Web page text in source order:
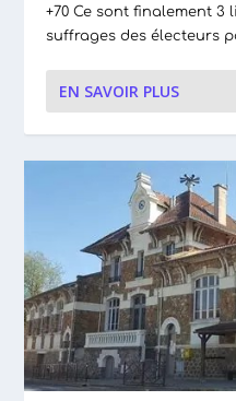
+70 Ce sont finalement 3
suffrages des électeurs
EN SAVOIR PLUS